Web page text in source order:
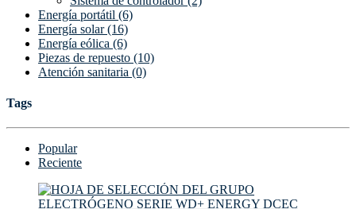
Energía portátil (6)
Energía solar (16)
Energía eólica (6)
Piezas de repuesto (10)
Atención sanitaria (0)
Tags
Popular
Reciente